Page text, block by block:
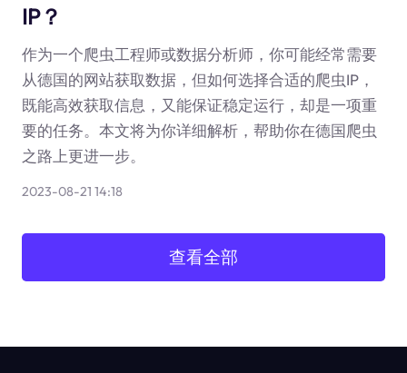
IP？
作为一个爬虫工程师或数据分析师，你可能经常需要
从德国的网站获取数据，但如何选择合适的爬虫IP，
既能高效获取信息，又能保证稳定运行，却是一项重
要的任务。本文将为你详细解析，帮助你在德国爬虫
之路上更进一步。
2023-08-21 14:18
查看全部